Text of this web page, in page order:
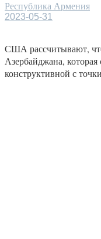
Республика Армения
2023-05-31
США рассчитывают,
Азербайджана,
конструктивной с